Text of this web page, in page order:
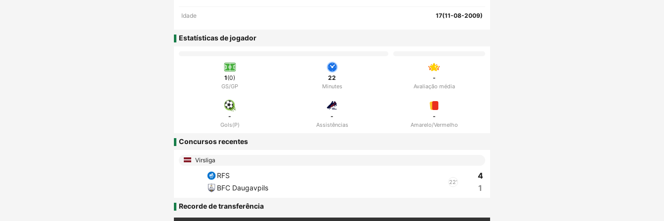
Idade 17(11-08-2009)
Estatísticas de jogador
1(0)
GS/GP
22
Minutes
-
Avaliação média
-
Gols(P)
-
Assistências
-
Amarelo/Vermelho
Concursos recentes
Virsliga
RFS
BFC Daugavpils
22'
4
1
Recorde de transferência